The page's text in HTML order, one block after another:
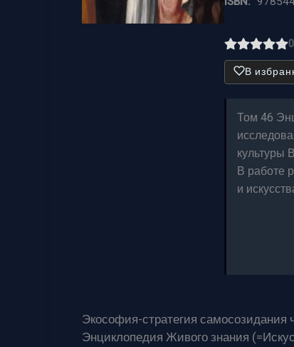
В
Том 46
культуры
В работе
и
Экософия-стратегия
Энциклопедия Живого знания